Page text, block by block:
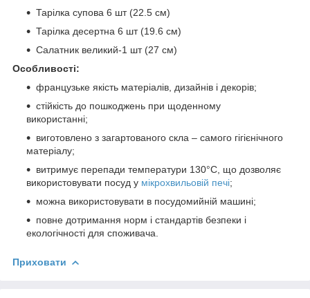
Тарілка супова 6 шт (22.5 см)
Тарілка десертна 6 шт (19.6 см)
Салатник великий-1 шт (27 см)
Особливості:
французьке якість матеріалів, дизайнів і декорів;
стійкість до пошкоджень при щоденному
використанні;
виготовлено з загартованого скла – самого гігієнічного
матеріалу;
витримує перепади температури 130°С, що дозволяє
використовувати посуд у мікрохвильовій печі;
можна використовувати в посудомийній машині;
повне дотримання норм і стандартів безпеки і
екологічності для споживача.
Приховати